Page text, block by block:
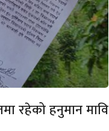
रहेको हनुमान मावि